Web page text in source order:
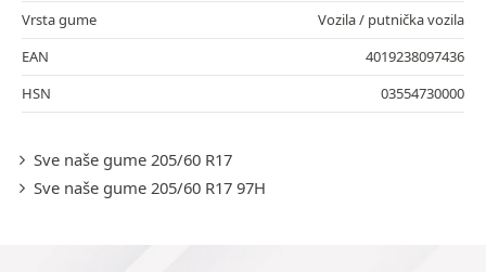
Vrsta gume
Vozila / putnička vozila
EAN
4019238097436
HSN
03554730000
Sve naše gume 205/60 R17
Sve naše gume 205/60 R17 97H